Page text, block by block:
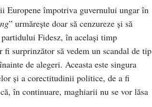
Europene împotriva guvernului ungar în
” urmărește doar să cenzureze și să
Fidesz, în același timp
surprinzător să vedem un scandal de tip
de alegeri. Aceasta este singura
și a corectitudinii politice, de a fi
în continuare, maghiarii nu se vor lăsa